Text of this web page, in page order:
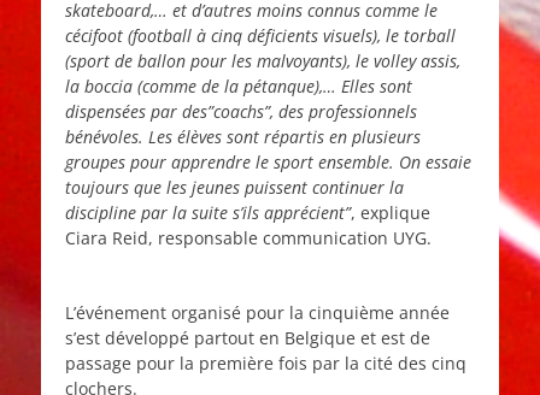
skateboard,… et d’autres moins connus comme le
cécifoot (football à cinq déficients visuels), le torball
(sport de ballon pour les malvoyants), le volley assis,
la boccia (comme de la pétanque),… Elles sont
dispensées par des”coachs”, des professionnels
bénévoles. Les élèves sont répartis en plusieurs
groupes pour apprendre le sport ensemble. On essaie
toujours que les jeunes puissent continuer la
discipline par la suite s’ils apprécient”, explique
Ciara Reid, responsable communication UYG.
L’événement organisé pour la cinquième année
s’est développé partout en Belgique et est de
passage pour la première fois par la cité des cinq
clochers.